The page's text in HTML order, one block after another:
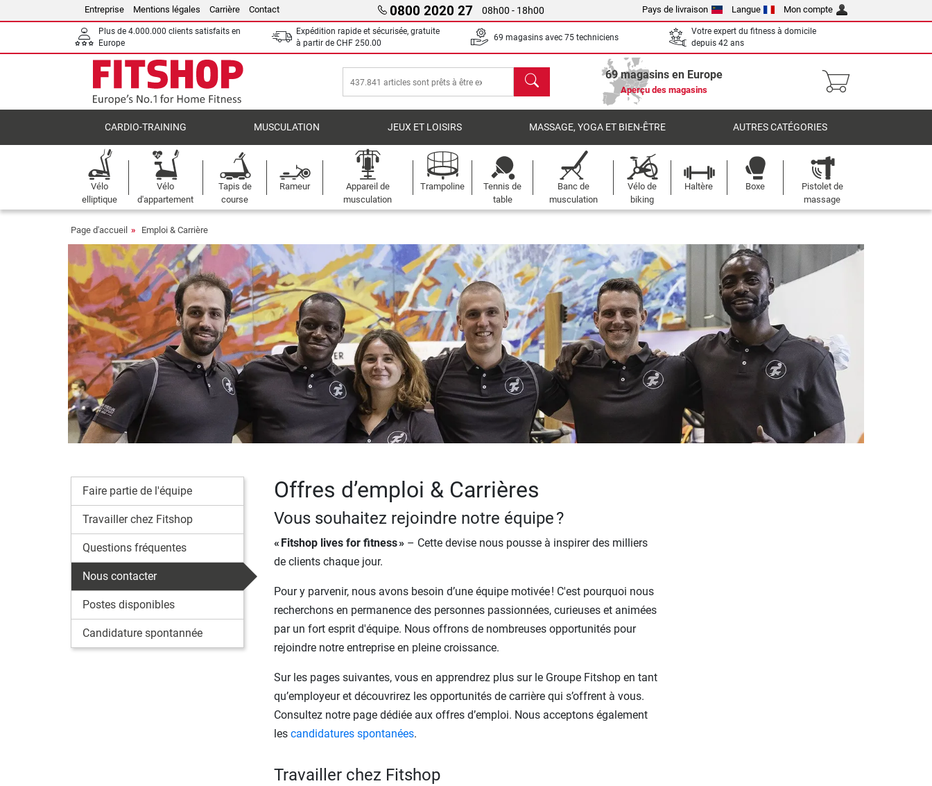
Entreprise Mentions légales Carrière Contact 0800 2020 27 08h00 - 18h00 Pays de livraison Langue Mon compte
Plus de 4.000.000 clients satisfaits en
Europe
Expédition rapide et sécurisée, gratuite
à partir de CHF 250.00
69 magasins avec 75 techniciens
Votre expert du fitness à domicile
depuis 42 ans
chercher 69 magasins en Europe
Aperçu des magasins
CARDIO-TRAINING MUSCULATION JEUX ET LOISIRS MASSAGE, YOGA ET BIEN-ÊTRE AUTRES CATÉGORIES
Vélo
elliptique
Vélo
d'appartement
Tapis de
course
Rameur
Appareil de
musculation
Trampoline
Tennis de
table
Banc de
musculation
Vélo de
biking
Haltère Boxe
Pistolet de
massage
Page d'accueil Emploi & Carrière
Faire partie de l'équipe
Travailler chez Fitshop
Questions fréquentes
Nous contacter
Postes disponibles
Candidature spontannée
Offres d’emploi & Carrières
Vous souhaitez rejoindre notre équipe ?
« Fitshop lives for fitness »– Cette devise nous pousse à inspirer des milliers
de clients chaque jour.
Pour y parvenir, nous avons besoin d’une équipe motivée ! C'est pourquoi nous
recherchons en permanence des personnes passionnées, curieuses et animées
par un fort esprit d'équipe. Nous offrons de nombreuses opportunités pour
rejoindre notre entreprise en pleine croissance.
Sur les pages suivantes, vous en apprendrez plus sur le Groupe Fitshop en tant
qu’employeur et découvrirez les opportunités de carrière qui s’offrent à vous.
Consultez notre page dédiée aux offres d’emploi. Nous acceptons également
les candidatures spontanées.
Travailler chez Fitshop